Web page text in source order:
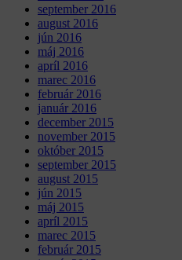
september 2016
august 2016
jún 2016
máj 2016
apríl 2016
marec 2016
február 2016
január 2016
december 2015
november 2015
október 2015
september 2015
august 2015
jún 2015
máj 2015
apríl 2015
marec 2015
február 2015